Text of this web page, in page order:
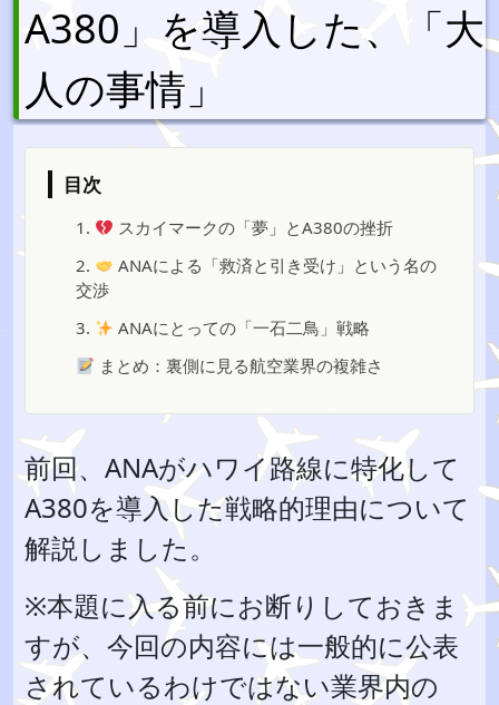
A380」を導入した、「大
人の事情」
目次
1.
スカイマークの「夢」とA380の挫折
2.
ANAによる「救済と引き受け」という名の
交渉
3.
ANAにとっての「一石二鳥」戦略
まとめ：裏側に見る航空業界の複雑さ
前回、ANAがハワイ路線に特化して
A380を導入した戦略的理由について
解説しました。
※本題に入る前にお断りしておきま
すが、今回の内容には一般的に公表
されているわけではない業界内の